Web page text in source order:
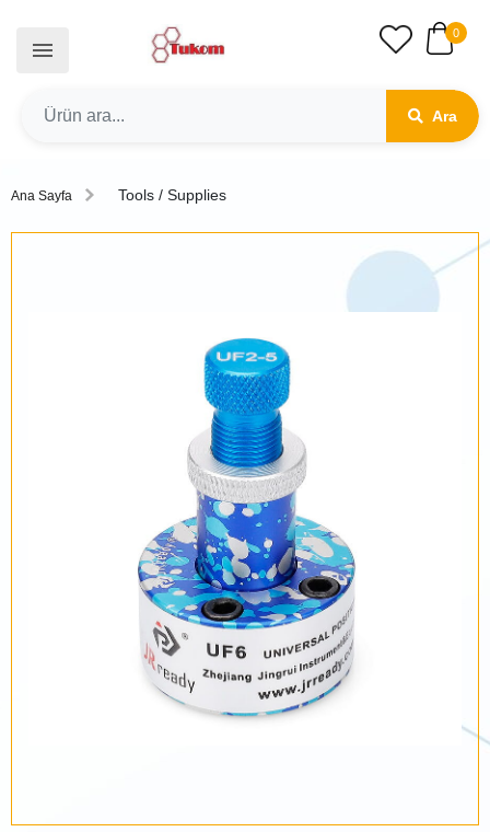
0
Ara
Ana Sayfa Tools / Supplies